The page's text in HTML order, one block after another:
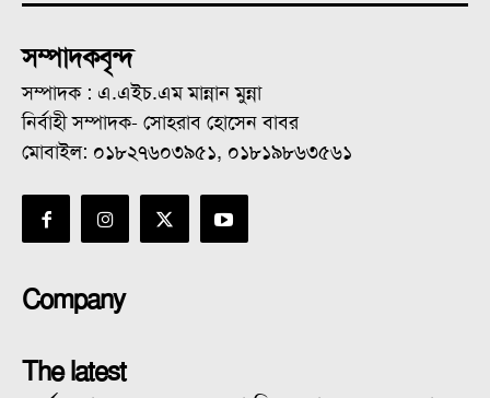
সম্পাদকবৃন্দ
সম্পাদক : এ.এইচ.এম মান্নান মুন্না
নির্বাহী সম্পাদক- সোহরাব হোসেন বাবর
মোবাইল: ০১৮২৭৬০৩৯৫১, ০১৮১৯৮৬৩৫৬১
Company
The latest